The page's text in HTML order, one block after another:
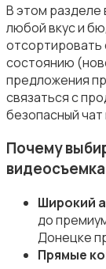
Ремонт
Организация
В этом разделе
любой вкус и
отсортировать
состоянию
предложения
связаться с
безопасный чат
Почему
Широкий
до
Донецке
Прямые